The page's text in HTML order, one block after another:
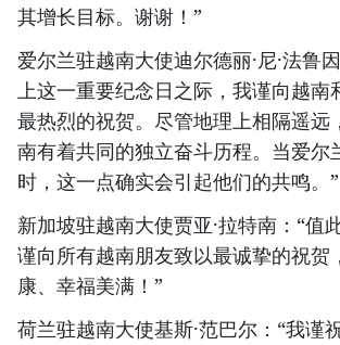
其增长目标。谢谢！”
爱尔兰驻越南大使迪尔德丽·尼·法鲁
上这一重要纪念日之际，我谨向越南
最热烈的祝贺。尽管地理上相隔遥远
南有着共同的独立奋斗历程。当爱尔
时，这一点确实会引起他们的共鸣。”
新加坡驻越南大使贾亚·拉特南：“值
谨向所有越南朋友致以最诚挚的祝贺
康、幸福美满！”
荷兰驻越南大使基斯·范巴尔：“我谨